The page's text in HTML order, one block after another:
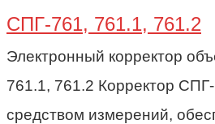
СПГ-761, 761.1, 761.2
Электронный корректор
761.1, 761.2 Корректор
средством измерений,